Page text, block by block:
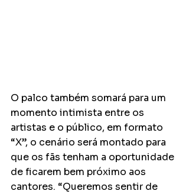
O palco também somará para um
momento intimista entre os
artistas e o público, em formato
“X”, o cenário será montado para
que os fãs tenham a oportunidade
de ficarem bem próximo aos
cantores. “Queremos sentir de